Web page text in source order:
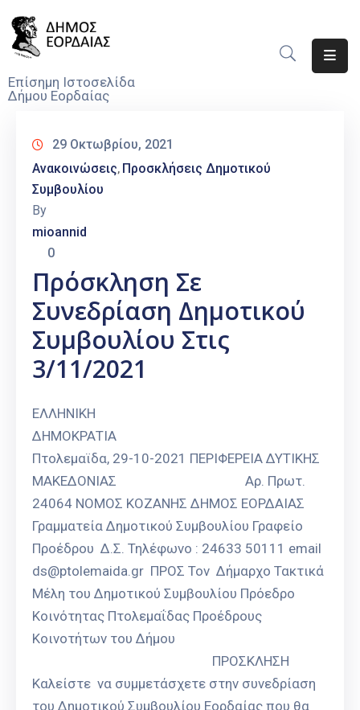
Επίσημη Ιστοσελίδα
Δήμου Εορδαίας
Νέα
Υπηρεσίες
Του
Δήμου
Προσκλήσεις
Αποφάσεις
Τηλέφωνα
Καιρός
29 Οκτωβρίου, 2021
Ανακοινώσεις‚ Προσκλήσεις Δημοτικού
Συμβουλίου
By
mioannid
0
Πρόσκληση Σε
Συνεδρίαση Δημοτικού
Συμβουλίου Στις
3/11/2021
ΕΛΛΗΝΙΚΗ
ΔΗΜΟΚΡΑΤΙΑ
Πτολεμαϊδα, 29-10-2021 ΠΕΡΙΦΕΡΕΙΑ ΔΥΤΙΚΗΣ
ΜΑΚΕΔΟΝΙΑΣ Αρ. Πρωτ.
24064 ΝΟΜΟΣ ΚΟΖΑΝΗΣ ΔΗΜΟΣ ΕΟΡΔΑΙΑΣ
Γραμματεία Δημοτικού Συμβουλίου Γραφείο
Προέδρου Δ.Σ. Τηλέφωνο : 24633 50111 email
ds@ptolemaida.gr ΠΡΟΣ Τον Δήμαρχο Τακτικά
Μέλη του Δημοτικού Συμβουλίου Πρόεδρο
Κοινότητας Πτολεμαΐδας Προέδρους
Κοινοτήτων του Δήμου
ΠΡΟΣΚΛΗΣΗ
Καλείστε να συμμετάσχετε στην συνεδρίαση
του Δημοτικού Συμβουλίου Εορδαίας που θα